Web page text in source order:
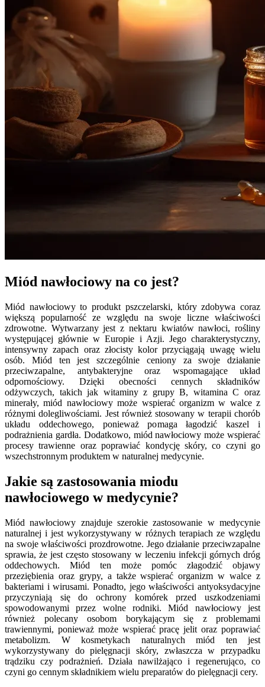
Miód nawłociowy na co jest?
Miód nawłociowy to produkt pszczelarski, który zdobywa coraz
większą popularność ze względu na swoje liczne właściwości
zdrowotne. Wytwarzany jest z nektaru kwiatów nawłoci, rośliny
występującej głównie w Europie i Azji. Jego charakterystyczny,
intensywny zapach oraz złocisty kolor przyciągają uwagę wielu
osób. Miód ten jest szczególnie ceniony za swoje działanie
przeciwzapalne, antybakteryjne oraz wspomagające układ
odpornościowy. Dzięki obecności cennych składników
odżywczych, takich jak witaminy z grupy B, witamina C oraz
minerały, miód nawłociowy może wspierać organizm w walce z
różnymi dolegliwościami. Jest również stosowany w terapii chorób
układu oddechowego, ponieważ pomaga łagodzić kaszel i
podrażnienia gardła. Dodatkowo, miód nawłociowy może wspierać
procesy trawienne oraz poprawiać kondycję skóry, co czyni go
wszechstronnym produktem w naturalnej medycynie.
Jakie są zastosowania miodu
nawłociowego w medycynie?
Miód nawłociowy znajduje szerokie zastosowanie w medycynie
naturalnej i jest wykorzystywany w różnych terapiach ze względu
na swoje właściwości prozdrowotne. Jego działanie przeciwzapalne
sprawia, że jest często stosowany w leczeniu infekcji górnych dróg
oddechowych. Miód ten może pomóc złagodzić objawy
przeziębienia oraz grypy, a także wspierać organizm w walce z
bakteriami i wirusami. Ponadto, jego właściwości antyoksydacyjne
przyczyniają się do ochrony komórek przed uszkodzeniami
spowodowanymi przez wolne rodniki. Miód nawłociowy jest
również polecany osobom borykającym się z problemami
trawiennymi, ponieważ może wspierać pracę jelit oraz poprawiać
metabolizm. W kosmetykach naturalnych miód ten jest
wykorzystywany do pielęgnacji skóry, zwłaszcza w przypadku
trądziku czy podrażnień. Działa nawilżająco i regenerująco, co
czyni go cennym składnikiem wielu preparatów do pielęgnacji cery.